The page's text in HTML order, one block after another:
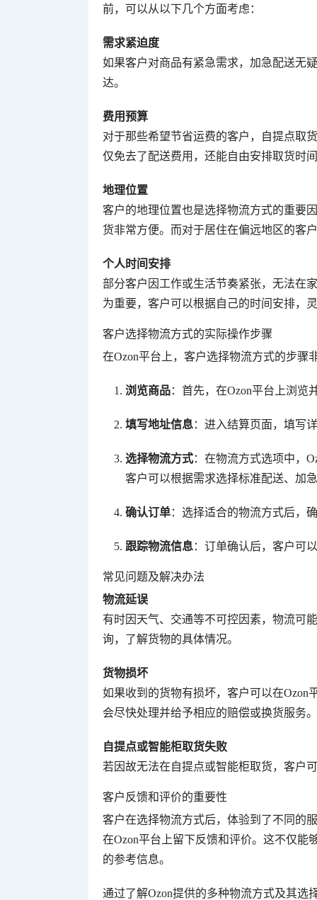
前，可以从以下几个方面考虑：
需求紧迫度
如果客户对商品有紧急需求，加急配送无
达。
费用预算
对于那些希望节省运费的客户，自提点取
仅免去了配送费用，还能自由安排取货时
地理位置
客户的地理位置也是选择物流方式的重要
货非常方便。而对于居住在偏远地区的客
个人时间安排
部分客户因工作或生活节奏紧张，无法在
为重要，客户可以根据自己的时间安排，
客户选择物流方式的实际操作步骤
在Ozon平台上，客户选择物流方式的步骤
浏览商品：首先，在Ozon平台上浏览
填写地址信息：进入结算页面，填写
选择物流方式：在物流方式选项中，
客户可以根据需求选择标准配送、加
确认订单：选择适合的物流方式后，
跟踪物流信息：订单确认后，客户可
常见问题及解决办法
物流延误
有时因天气、交通等不可控因素，物流可
询，了解货物的具体情况。
货物损坏
如果收到的货物有损坏，客户可以在Ozon
会尽快处理并给予相应的赔偿或换货服务。
自提点或智能柜取货失败
若因故无法在自提点或智能柜取货，客户
客户反馈和评价的重要性
客户在选择物流方式后，体验到了不同的
在Ozon平台上留下反馈和评价。这不仅能
的参考信息。
通过了解Ozon提供的多种物流方式及其选